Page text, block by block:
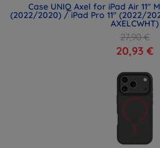
Case UNIQ Axel for iPad Air 11"
(2022/2020) / iPad Pro 11" (2022/
AXELCWHT)
27,90 €
20,93 €